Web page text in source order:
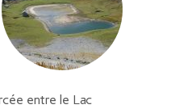
entre le Lac